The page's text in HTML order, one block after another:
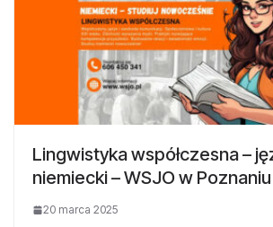
Lingwistyka współczesna –
niemiecki – WSJO w Poznaniu
20 marca 2025